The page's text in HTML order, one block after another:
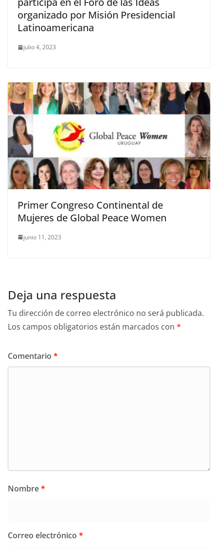
organizado por Misión Presidencial
Latinoamericana
julio 4, 2023
Primer Congreso Continental de
Mujeres de Global Peace Women
junio 11, 2023
Deja una respuesta
Tu dirección de correo electrónico no será publicada.
Los campos obligatorios están marcados con *
Comentario *
Nombre*
Correo electrónico *